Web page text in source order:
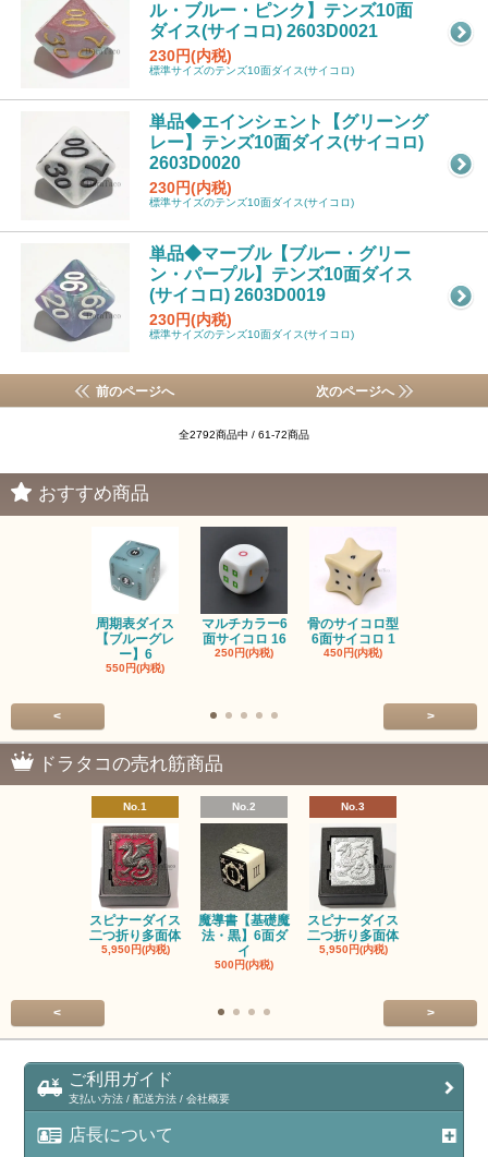
ル・ブルー・ピンク】テンズ10面
ダイス(サイコロ) 2603D0021
230円(内税)
標準サイズのテンズ10面ダイス(サイコロ)
単品◆エインシェント【グリーング
レー】テンズ10面ダイス(サイコロ)
2603D0020
230円(内税)
標準サイズのテンズ10面ダイス(サイコロ)
単品◆マーブル【ブルー・グリー
ン・パープル】テンズ10面ダイス
(サイコロ) 2603D0019
230円(内税)
標準サイズのテンズ10面ダイス(サイコロ)
前のページへ 次のページへ
全2792商品中 / 61-72商品
おすすめ商品
周期表ダイス
【ブルーグレ
ー】6
550円(内税)
マルチカラー6
面サイコロ 16
250円(内税)
骨のサイコロ型
6面サイコロ 1
450円(内税)
< >
ドラタコの売れ筋商品
No.1
スピナーダイス
二つ折り多面体
5,950円(内税)
No.2
魔導書【基礎魔
法・黒】6面ダ
イ
500円(内税)
No.3
スピナーダイス
二つ折り多面体
5,950円(内税)
< >
ご利用ガイド
支払い方法 / 配送方法 / 会社概要
店長について